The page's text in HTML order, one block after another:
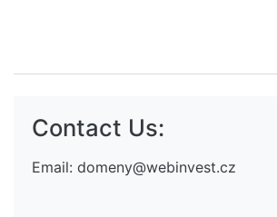
Contact Us:
Email: domeny@webinvest.cz